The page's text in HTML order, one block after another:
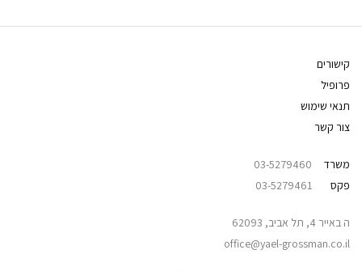
קישורים
פרופיל
תנאי שימוש
צור קשר
משרד
03-5279460
פקס
ה באייר 4, תל אביב, 62093
office@yael-grossman.co.il